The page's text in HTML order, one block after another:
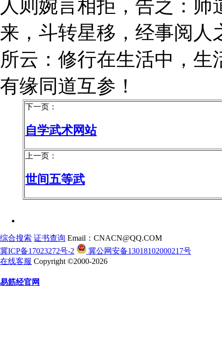
人则婉言相拒，告之：
来，斗转星移，经事阅人
所云：修行在生活中，
有缘同道互参！
下一页：
自学武术网站
上一页：
世间五等武
综合搜索 证书查询 Email：CNACN@QQ.COM
冀ICP备17023272号-2
冀公网安备13018102000217号
在线客服 Copyright ©2000-2026
易筋经官网